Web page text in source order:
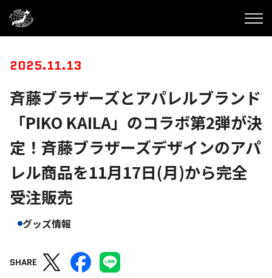
2025.11.13
斉藤ブラザーズとアパレルブランド
「PIKO KAILA」のコラボ第2弾が決
定！斉藤ブラザーズデザインのアパ
レル商品を11月17日(月)から完全
受注販売
グッズ情報
SHARE